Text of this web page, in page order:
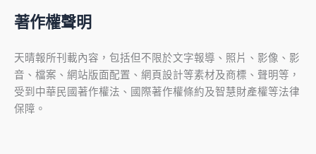
著作權聲明
天晴報所刊載內容，包括但不限於文字報導、照片、影像、影
音、檔案、網站版面配置、網頁設計等素材及商標、聲明等，
受到中華民國著作權法、國際著作權條約及智慧財產權等法律
保障。